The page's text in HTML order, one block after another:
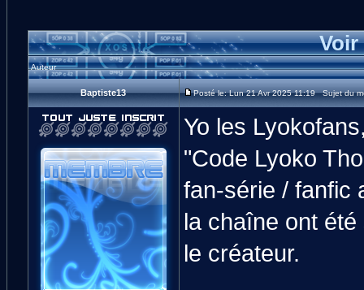
Voir
Auteur
Baptiste13 Posté le: Lun 21 Avr 2025 11:19 Sujet du
Yo les
"Code Lyoko
fan-série / fanfic
la chaîne ont
le créateur.